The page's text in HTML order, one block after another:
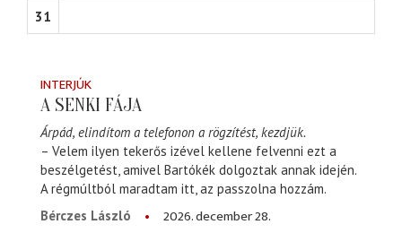
31
INTERJÚK
A SENKI FÁJA
Árpád, elindítom a telefonon a rögzítést, kezdjük.
– Velem ilyen tekerős izével kellene felvenni ezt a
beszélgetést, amivel Bartókék dolgoztak annak idején.
A régmúltból maradtam itt, az passzolna hozzám.
Bérczes László
2026. december 28.